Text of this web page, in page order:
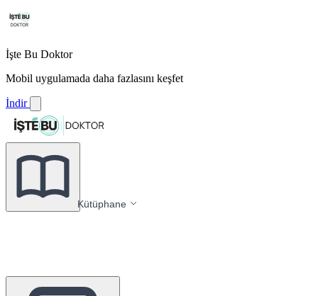
İşte Bu Doktor
Mobil uygulamada daha fazlasını keşfet
İndir
Kütüphane